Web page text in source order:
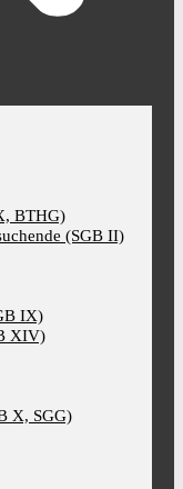
BTHG)
(SGB II)
IX)
XIV)
X, SGG)